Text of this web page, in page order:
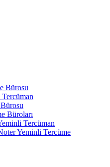
Bürosu
Büroları
Tercüman
Yeminli Tercüme